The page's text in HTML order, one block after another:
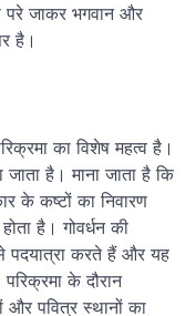
परे जाकर भगवान और
है।
का विशेष महत्व है।
जाता है। माना जाता है कि
के कष्टों का निवारण
है। गोवर्धन की
पदयात्रा करते हैं और यह
के दौरान
और पवित्र स्थानों का